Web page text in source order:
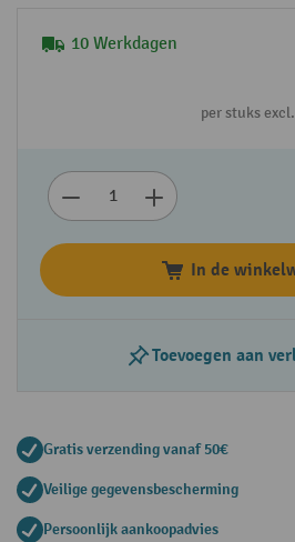
10 Werkdagen
per stuks
In de
Toevoegen aan
Gratis verzending vanaf 50€
Veilige gegevensbescherming
Persoonlijk aankoopadvies